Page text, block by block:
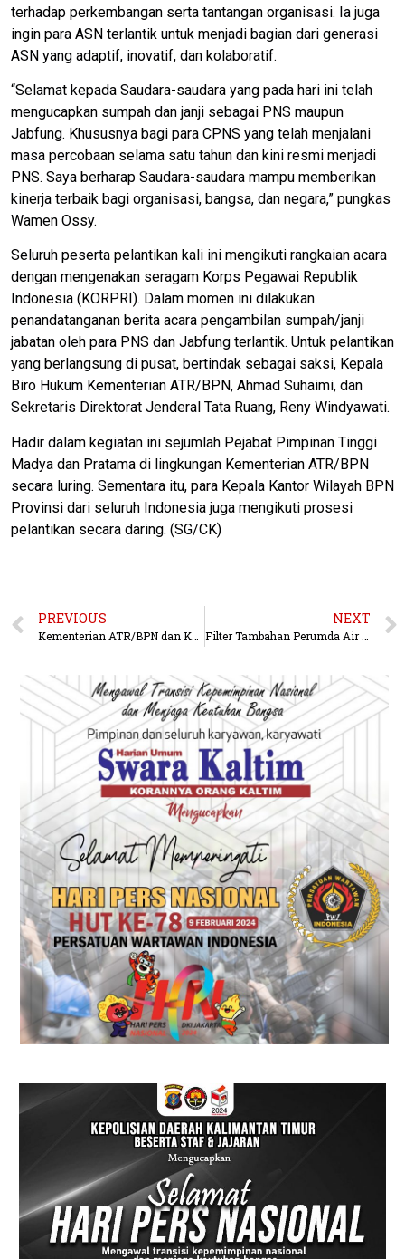
terhadap perkembangan serta tantangan organisasi. Ia juga
ingin para ASN terlantik untuk menjadi bagian dari generasi
ASN yang adaptif, inovatif, dan kolaboratif.
“Selamat kepada Saudara-saudara yang pada hari ini telah
mengucapkan sumpah dan janji sebagai PNS maupun
Jabfung. Khususnya bagi para CPNS yang telah menjalani
masa percobaan selama satu tahun dan kini resmi menjadi
PNS. Saya berharap Saudara-saudara mampu memberikan
kinerja terbaik bagi organisasi, bangsa, dan negara,” pungkas
Wamen Ossy.
Seluruh peserta pelantikan kali ini mengikuti rangkaian acara
dengan mengenakan seragam Korps Pegawai Republik
Indonesia (KORPRI). Dalam momen ini dilakukan
penandatanganan berita acara pengambilan sumpah/janji
jabatan oleh para PNS dan Jabfung terlantik. Untuk pelantikan
yang berlangsung di pusat, bertindak sebagai saksi, Kepala
Biro Hukum Kementerian ATR/BPN, Ahmad Suhaimi, dan
Sekretaris Direktorat Jenderal Tata Ruang, Reny Windyawati.
Hadir dalam kegiatan ini sejumlah Pejabat Pimpinan Tinggi
Madya dan Pratama di lingkungan Kementerian ATR/BPN
secara luring. Sementara itu, para Kepala Kantor Wilayah BPN
Provinsi dari seluruh Indonesia juga mengikuti prosesi
pelantikan secara daring. (SG/CK)
PREVIOUS
Kementerian ATR/BPN dan Kejaksaan Agung Perkuat Pengamanan Aset untuk Pulihkan Hak Korban dan Kerugian Negara
NEXT
Filter Tambahan Perumda Air Minum Batiwakkal Tahap Pengerjaan